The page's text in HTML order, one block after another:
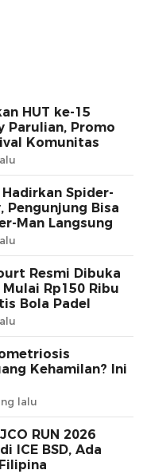
HUT ke-15
Parulian, Promo
Komunitas
Spider-
Pengunjung Bisa
Man Langsung
Resmi Dibuka
Rp150 Ribu
Bola Padel
Kehamilan? Ini
lalu
RUN 2026
ICE BSD, Ada